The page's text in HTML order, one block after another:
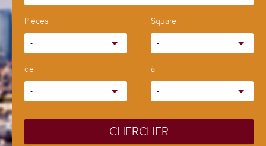
Pièces
-
Square
-
de
-
à
-
CHERCHER